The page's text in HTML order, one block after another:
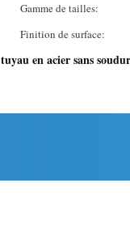
Gamme de tailles:
Finition de surface:
tuyau en acier sans